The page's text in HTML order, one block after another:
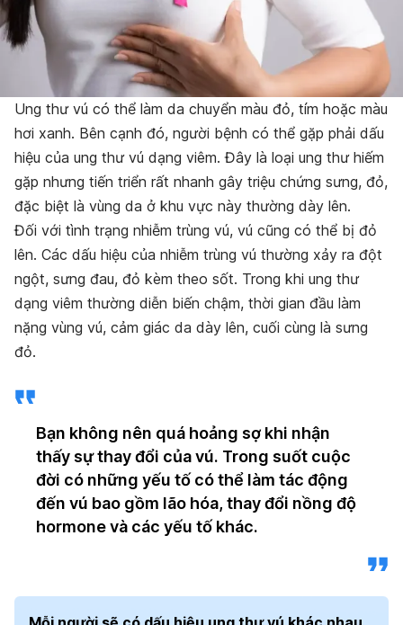
Ung thư vú có thể làm da chuyển màu đỏ, tím hoặc màu
hơi xanh. Bên cạnh đó, người bệnh có thể gặp phải dấu
hiệu của ung thư vú dạng viêm. Đây là loại ung thư hiếm
gặp nhưng tiến triển rất nhanh gây triệu chứng sưng, đỏ,
đặc biệt là vùng da ở khu vực này thường dày lên.
Đối với tình trạng nhiễm trùng vú, vú cũng có thể bị đỏ
lên. Các dấu hiệu của nhiễm trùng vú thường xảy ra đột
ngột, sưng đau, đỏ kèm theo sốt. Trong khi ung thư
dạng viêm thường diễn biến chậm, thời gian đầu làm
nặng vùng vú, cảm giác da dày lên, cuối cùng là sưng
đỏ.
Bạn không nên quá hoảng sợ khi nhận
thấy sự thay đổi của vú. Trong suốt cuộc
đời có những yếu tố có thể làm tác động
đến vú bao gồm lão hóa, thay đổi nồng độ
hormone và các yếu tố khác.